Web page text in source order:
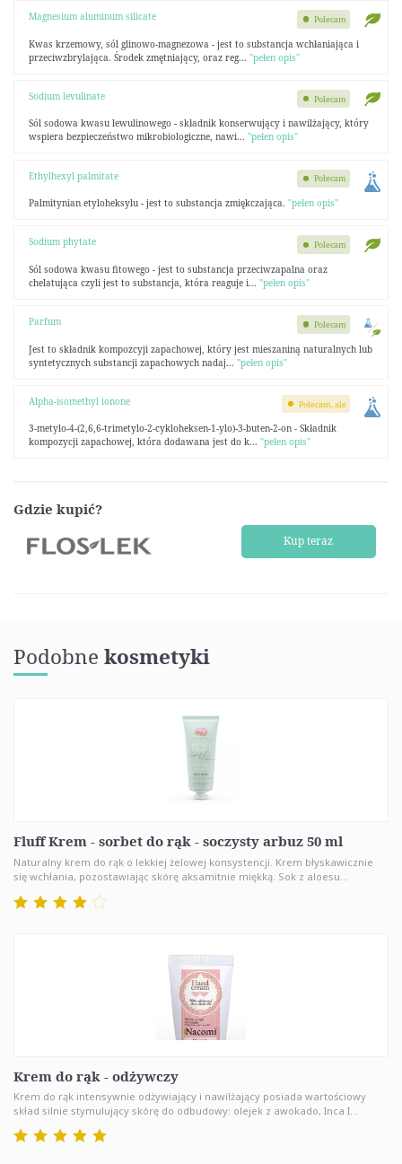
Magnesium aluminum silicate
Kwas krzemowy, sól glinowo-magnezowa - jest to substancja wchłaniająca i
przeciwzbrylająca. Środek zmętniający, oraz reg... "pełen opis"
Polecam
Sodium levulinate
Sól sodowa kwasu lewulinowego - składnik konserwujący i nawilżający, który
wspiera bezpieczeństwo mikrobiologiczne, nawi... "pełen opis"
Polecam
Ethylhexyl palmitate
Palmitynian etyloheksylu - jest to substancja zmiękczająca. "pełen opis"
Polecam
Sodium phytate
Sól sodowa kwasu fitowego - jest to substancja przeciwzapalna oraz
chelatująca czyli jest to substancja, która reaguje i... "pełen opis"
Polecam
Parfum
Jest to składnik kompozcyji zapachowej, który jest mieszaniną naturalnych lub
syntetycznych substancji zapachowych nadaj... "pełen opis"
Polecam
Alpha-isomethyl ionone
3-metylo-4-(2,6,6-trimetylo-2-cykloheksen-1-ylo)-3-buten-2-on - Składnik
kompozycji zapachowej, która dodawana jest do k... "pełen opis"
Polecam, ale
Gdzie kupić?
Kup teraz
Podobne kosmetyki
Fluff Krem - sorbet do rąk - soczysty arbuz 50 ml
Naturalny krem do rąk o lekkiej żelowej konsystencji. Krem błyskawicznie
się wchłania, pozostawiając skórę aksamitnie miękką. Sok z aloesu...
Krem do rąk - odżywczy
Krem do rąk intensywnie odżywiający i nawilżający posiada wartościowy
skład silnie stymulujący skórę do odbudowy: olejek z awokado, Inca I...